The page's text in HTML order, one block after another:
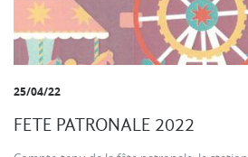
25/04/22
FETE PATRONALE 2022